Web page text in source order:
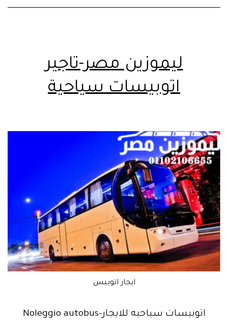
ليموزين مصر-تاجير
اتوبيسات سياحية
ايجار اتوبيس
اتوبيسات سياحيه للايجار-Noleggio autobus